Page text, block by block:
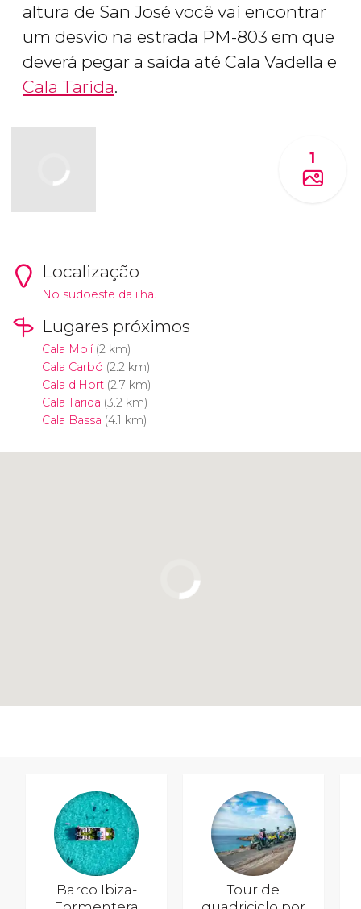
altura de San José você vai encontrar
um desvio na estrada PM-803 em que
deverá pegar a saída até Cala Vadella e
Cala Tarida.
1
Localização
No sudoeste da ilha.
Lugares próximos
Cala Molí(2 km)
Cala Carbó (2.2 km)
Cala d'Hort(2.7 km)
Cala Tarida (3.2 km)
Cala Bassa (4.1 km)
Barco Ibiza-
Tour de